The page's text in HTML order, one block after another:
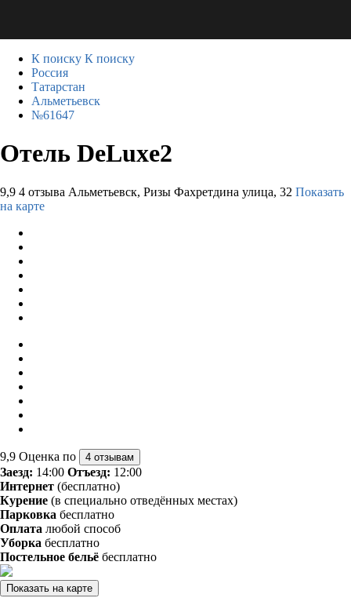
К поиску К поиску
Россия
Татарстан
Альметьевск
№61647
Отель DeLuxe2
9,9 4 отзыва Альметьевск, Ризы Фахретдина улица, 32 Показать
на карте
9,9 Оценка по 4 отзывам
Заезд: 14:00 Отъезд: 12:00
Интернет (бесплатно)
Курение (в специально отведённых местах)
Парковка бесплатно
Оплата любой способ
Уборка бесплатно
Постельное бельё бесплатно
Показать на карте